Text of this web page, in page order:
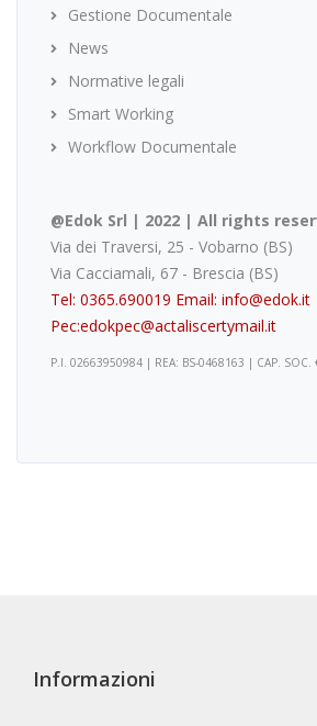
Gestione Documentale
News
Normative legali
Smart Working
Workflow Documentale
@Edok Srl | 2022 | All rights
Via dei Traversi, 25 - Vobarno (BS)
Via Cacciamali, 67 - Brescia (BS)
Tel: 0365.690019 Email: info@edok.it
Pec:edokpec@actaliscertymail.it
P.I. 02663950984 | REA: BS-0468163 | CAP.
Informazioni